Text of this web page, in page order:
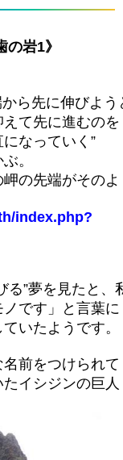
岩1》
ら先に伸びよう
て先に進むのを
なっていく”
。
の先端がそのよ
index.php?
る”夢を見たと、
です」と言葉に
いたようです。
前をつけられて
イシジンの巨人